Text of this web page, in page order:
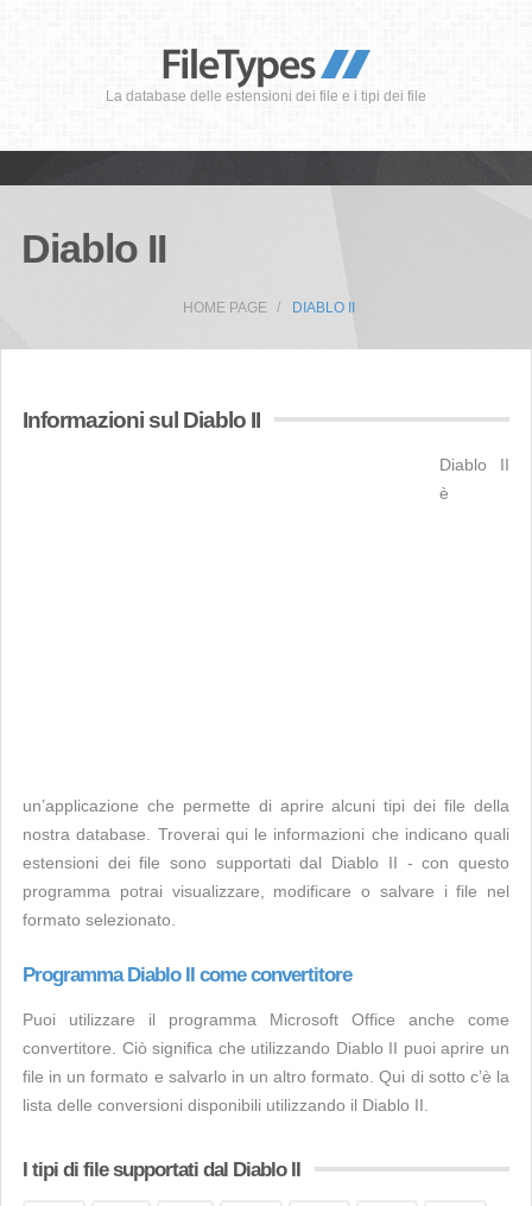
La database delle estensioni dei file e i tipi dei file
Diablo II
HOME PAGE DIABLO II
Informazioni sul Diablo II
Diablo II
è
un’applicazione che permette di aprire alcuni tipi dei file della
nostra database. Troverai qui le informazioni che indicano quali
estensioni dei file sono supportati dal Diablo II - con questo
programma potrai visualizzare, modificare o salvare i file nel
formato selezionato.
Programma Diablo II come convertitore
Puoi utilizzare il programma Microsoft Office anche come
convertitore. Ciò significa che utilizzando Diablo II puoi aprire un
file in un formato e salvarlo in un altro formato. Qui di sotto c’è la
lista delle conversioni disponibili utilizzando il Diablo II.
I tipi di file supportati dal Diablo II